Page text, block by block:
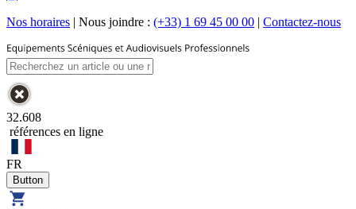
Nos horaires | Nous joindre : (+33) 1 69 45 00 00 | Contactez-nous
32.608
références en ligne
FR